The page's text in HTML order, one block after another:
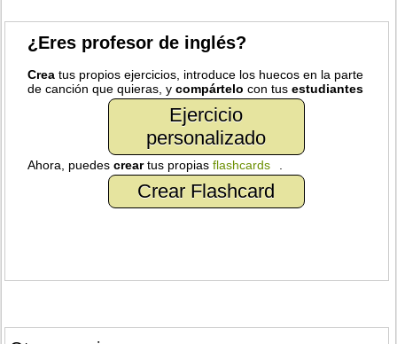
¿Eres profesor de inglés?
Crea tus propios ejercicios, introduce los huecos en la parte
de canción que quieras, ycompártelo con tusestudiantes
Ejercicio
personalizado
Ahora, puedescreartus propiasflashcards
Crear Flashcard